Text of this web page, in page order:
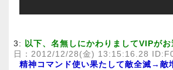
3: 以下、名無しにかわりましてVIPが
日：2012/12/28(金) 13:15:16.28
精神コマンド使い果たして敵全滅→敵